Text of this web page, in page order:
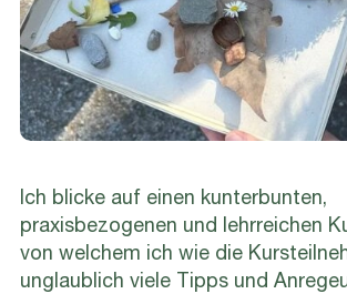
Ich blicke auf einen kunterbunten,
praxisbezogenen und lehrreichen
von welchem ich wie die
unglaublich viele Tipps und